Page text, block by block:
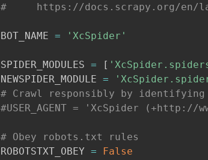
#     https://docs.scrapy.org/en/
BOT_NAME = 'XcSpider'
SPIDER_MODULES = [
NEWSPIDER_MODULE =
# Crawl responsibly by identifying
#USER_AGENT = 'XcSpider (+http://
# Obey robots.txt rules
ROBOTSTXT_OBEY = False